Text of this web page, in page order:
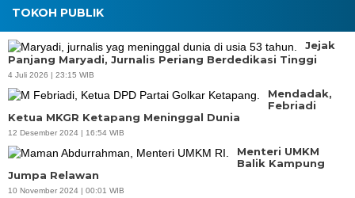
TOKOH PUBLIK
Jejak
Panjang Maryadi, Jurnalis Periang Berdedikasi Tinggi
4 Juli 2026 | 23:15 WIB
Mendadak,
Febriadi
Ketua MKGR Ketapang Meninggal Dunia
12 Desember 2024 | 16:54 WIB
Menteri UMKM
Balik Kampung
Jumpa Relawan
10 November 2024 | 00:01 WIB